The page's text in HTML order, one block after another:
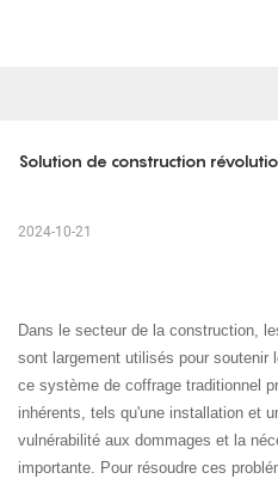
Solution de construction
2024-10-21
Dans le secteur de la construction,
sont largement utilisés pour soutenir
ce système de coffrage traditionnel
inhérents, tels qu'une installation et
vulnérabilité aux dommages et la
importante. Pour résoudre ces